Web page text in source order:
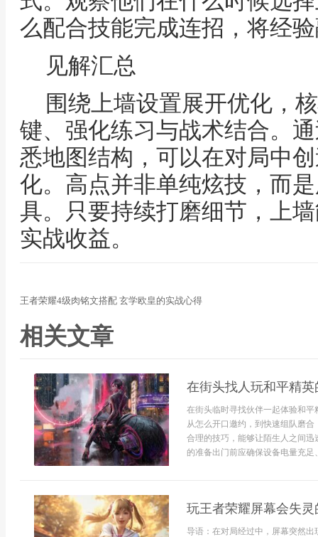
么配合技能完成连招，将经
见解汇总
围绕上墙设置展开优化，
键、强化练习与战术结合。
悉地图结构，可以在对局中
化。高点并非单纯炫技，而
具。只要持续打磨细节，上
实战收益。
王者荣耀4级肉铭文搭配 玄学欧皇的实战心得
相关文章
在街头找人玩和平精
在街头临时寻找伙伴一起体验和
从怎么开口邀约，到快速组队磨
合理的技巧，能够让陌生人之间
的准备出门前应确保设备电量充
玩王者荣耀屏幕会失
导语：在对局经过中，屏幕突然